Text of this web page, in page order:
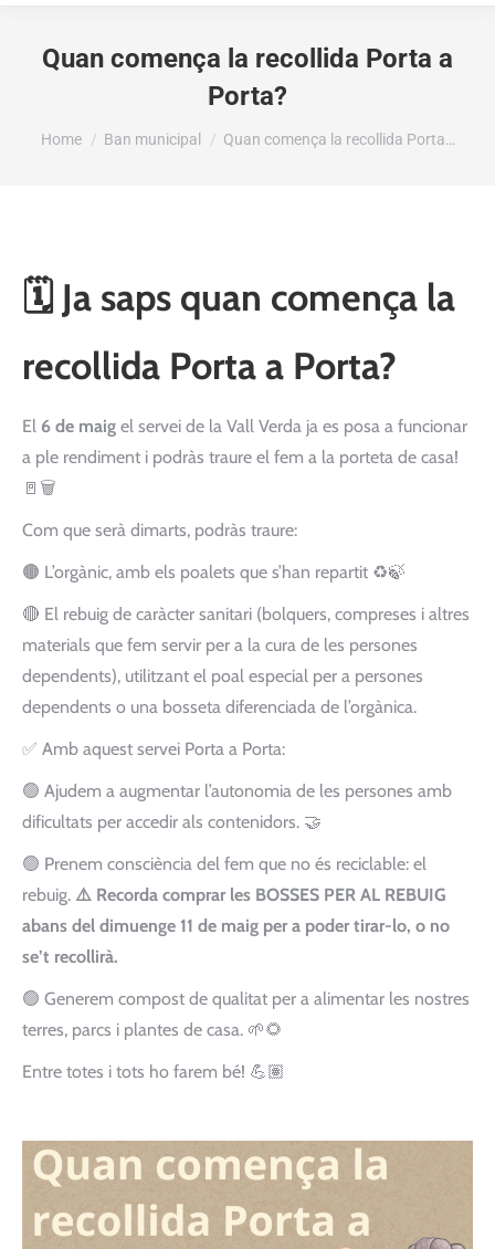
Quan comença la recollida Porta a
Porta?
You are here:
Home Ban municipal Quan comença la recollida Porta…
🗓️ Ja saps quan comença la
recollida Porta a Porta?
El 6 de maig el servei de la Vall Verda ja es posa a funcionar
a ple rendiment i podràs traure el fem a la porteta de casa!
🚪🗑️
Com que serà dimarts, podràs traure:
🟤 L’orgànic, amb els poalets que s’han repartit ♻️🍃
🔴 El rebuig de caràcter sanitari (bolquers, compreses i altres
materials que fem servir per a la cura de les persones
dependents), utilitzant el poal especial per a persones
dependents o una bosseta diferenciada de l’orgànica.
✅ Amb aquest servei Porta a Porta:
🟢 Ajudem a augmentar l’autonomia de les persones amb
dificultats per accedir als contenidors. 🤝
🟢 Prenem consciència del fem que no és reciclable: el
rebuig. ⚠️ Recorda comprar les BOSSES PER AL REBUIG
abans del dimuenge 11 de maig per a poder tirar-lo, o no
se’t recollirà.
🟢 Generem compost de qualitat per a alimentar les nostres
terres, parcs i plantes de casa. 🌱🌻
Entre totes i tots ho farem bé! 💪🏽